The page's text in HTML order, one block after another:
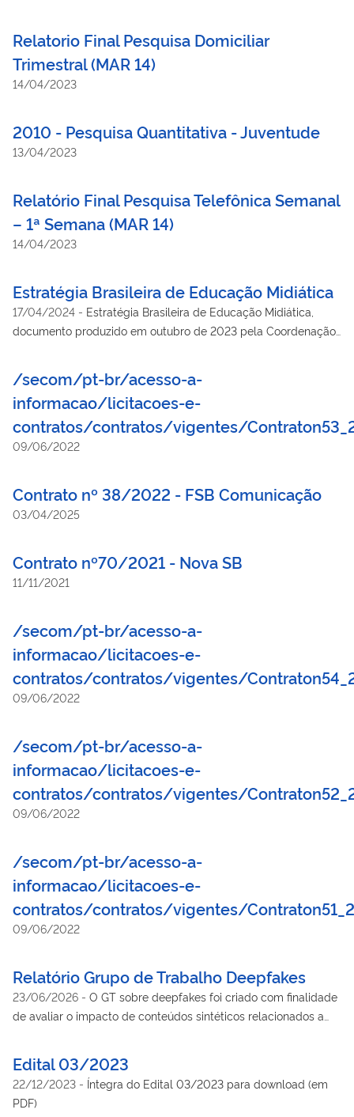
Relatorio Final Pesquisa Domiciliar
Trimestral (MAR 14)
14/04/2023
2010 - Pesquisa Quantitativa - Juventude
13/04/2023
Relatório Final Pesquisa Telefônica Semanal
– 1ª Semana (MAR 14)
14/04/2023
Estratégia Brasileira de Educação Midiática
17/04/2024 - Estratégia Brasileira de Educação Midiática,
documento produzido em outubro de 2023 pela Coordenação-
Secretaria de Comunicação Social da Presidência da
República)
/secom/pt-br/acesso-a-
informacao/licitacoes-e-
contratos/contratos/vigentes/
09/06/2022
Contrato nº 38/2022 - FSB Comunicação
03/04/2025
Contrato nº70/2021 - Nova SB
11/11/2021
/secom/pt-br/acesso-a-
informacao/licitacoes-e-
contratos/contratos/vigentes/
09/06/2022
/secom/pt-br/acesso-a-
informacao/licitacoes-e-
contratos/contratos/vigentes/
09/06/2022
/secom/pt-br/acesso-a-
informacao/licitacoes-e-
contratos/contratos/vigentes/
09/06/2022
Relatório Grupo de Trabalho Deepfakes
23/06/2026 - O GT sobre deepfakes foi criado com finalidade
de avaliar o impacto de conteúdos sintéticos relacionados a
desenvolvimento de medidas para proteção de direitos
fundamentais e contenção de fraudes e golpes
Edital 03/2023
22/12/2023 - Íntegra do Edital 03/2023 para download (em
PDF)